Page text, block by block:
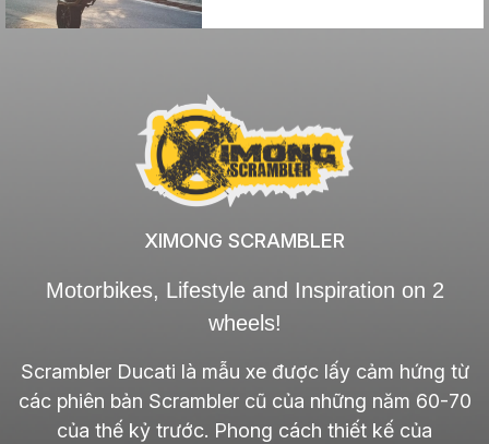
XIMONG SCRAMBLER
Motorbikes, Lifestyle and Inspiration on 2
wheels!
Scrambler Ducati là mẫu xe được lấy cảm hứng từ
các phiên bản Scrambler cũ của những năm 60-70
của thế kỷ trước. Phong cách thiết kế của